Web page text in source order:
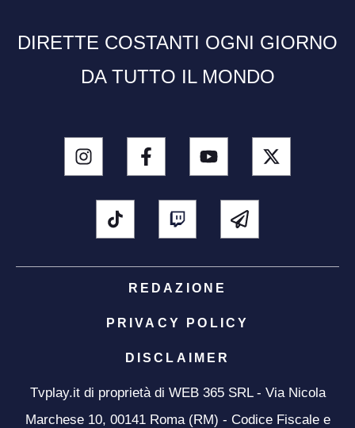
DIRETTE COSTANTI OGNI GIORNO
DA TUTTO IL MONDO
REDAZIONE
PRIVACY POLICY
DISCLAIMER
Tvplay.it di proprietà di WEB 365 SRL - Via Nicola
Marchese 10, 00141 Roma (RM) - Codice Fiscale e